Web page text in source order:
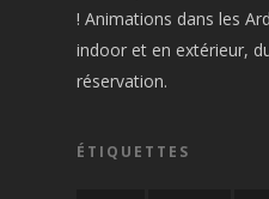
! Animations dans les
indoor et en extérieur,
réservation.
ÉTIQUETTES